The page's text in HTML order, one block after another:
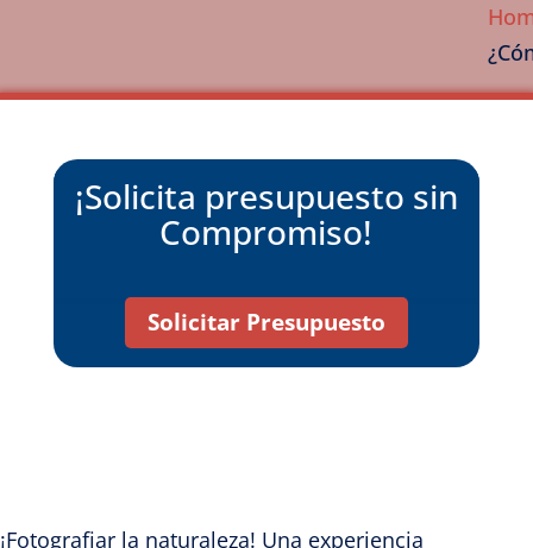
¡Solicita presupuesto sin
Compromiso!
Solicitar Presupuesto
¡Fotografiar la naturaleza! Una experiencia